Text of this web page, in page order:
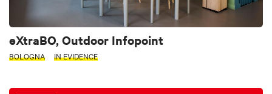
eXtraBO, Outdoor Infopoint
BOLOGNA IN EVIDENCE